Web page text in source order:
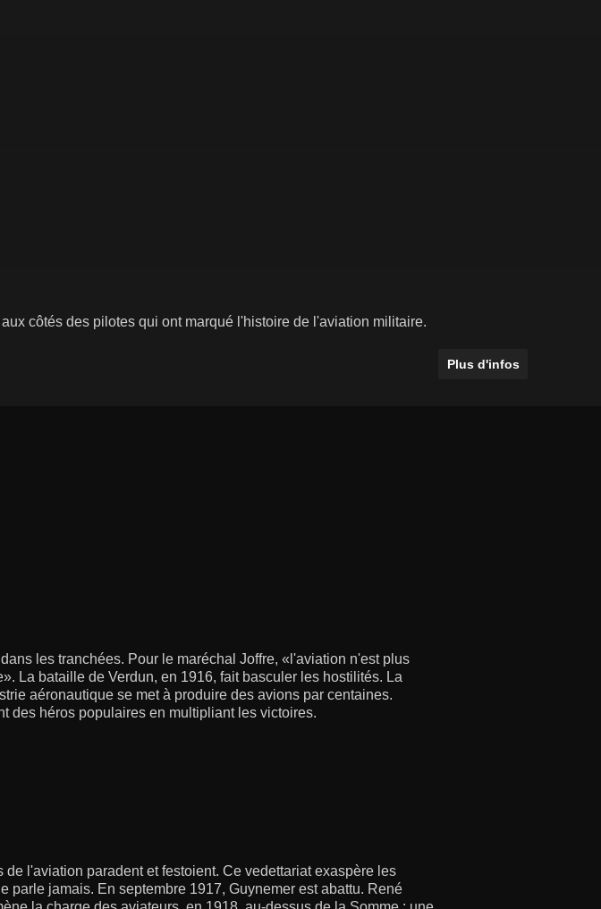
côtés des pilotes qui ont marqué l'histoire de l'aviation militaire.
Plus d'infos
les tranchées. Pour le maréchal Joffre, «l'aviation n'est plus
La bataille de Verdun, en 1916, fait basculer les hostilités. La
aéronautique se met à produire des avions par centaines.
des héros populaires en multipliant les victoires.
l'aviation paradent et festoient. Ce vedettariat exaspère les
parle jamais. En septembre 1917, Guynemer est abattu. René